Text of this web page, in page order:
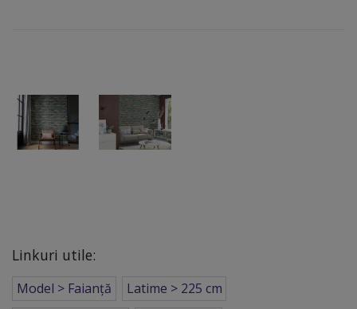
Linkuri utile:
Model > Faianță
Latime > 225 cm